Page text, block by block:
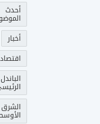
أحدث
أخبار
اقتصاد
الباندل
الشرق